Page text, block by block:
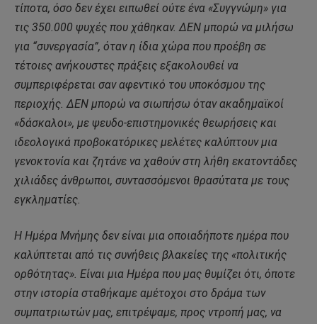
τίποτα, όσο δεν έχει ειπωθεί ούτε ένα «Συγγνώμη» για
τις 350.000 ψυχές που χάθηκαν. ΔΕΝ μπορώ να μιλήσω
για “συνεργασία”, όταν η ίδια χώρα που προέβη σε
τέτοιες ανήκουστες πράξεις εξακολουθεί να
συμπεριφέρεται σαν αφεντικό του υποκόσμου της
περιοχής. ΔΕΝ μπορώ να σιωπήσω όταν ακαδημαϊκοί
«δάσκαλοι», με ψευδο-επιστημονικές θεωρήσεις και
ιδεολογικά προβοκατόρικες μελέτες καλύπτουν μια
γενοκτονία και ζητάνε να χαθούν στη λήθη εκατοντάδες
χιλιάδες άνθρωποι, συντασσόμενοι θρασύτατα με τους
εγκληματίες.
Η Ημέρα Μνήμης δεν είναι μια οποιαδήποτε ημέρα που
καλύπτεται από τις συνήθεις βλακείες της «πολιτικής
ορθότητας». Είναι μια Ημέρα που μας θυμίζει ότι, όποτε
στην ιστορία σταθήκαμε αμέτοχοι στο δράμα των
συμπατριωτών μας, επιτρέψαμε, προς ντροπή μας, να